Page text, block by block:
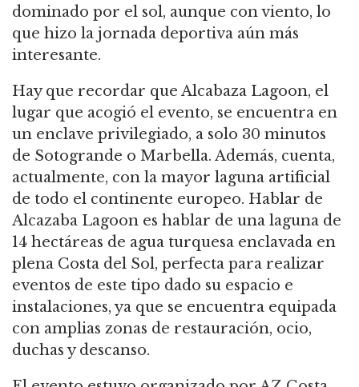
dominado por el sol, aunque con viento, lo
que hizo la jornada deportiva aún más
interesante.
Hay que recordar que Alcabaza Lagoon, el
lugar que acogió el evento, se encuentra en
un enclave privilegiado, a solo 30 minutos
de Sotogrande o Marbella. Además, cuenta,
actualmente, con la mayor laguna artificial
de todo el continente europeo. Hablar de
Alcazaba Lagoon es hablar de una laguna de
14 hectáreas de agua turquesa enclavada en
plena Costa del Sol, perfecta para realizar
eventos de este tipo dado su espacio e
instalaciones, ya que se encuentra equipada
con amplias zonas de restauración, ocio,
duchas y descanso.